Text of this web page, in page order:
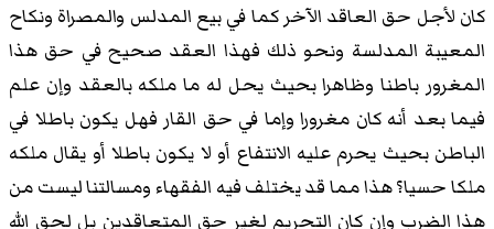
كان لأجل حق العاقد الآخر كما في بيع المدلس والمصراة ونكاح
المعيبة المدلسة ونحو ذلك فهذا العقد صحيح في حق هذا
المغرور باطنا وظاهرا بحيث يحل له ما ملكه بالعقد وإن علم
فيما بعد أنه كان مغرورا وإما في حق القار فهل يكون باطلا في
الباطن بحيث يحرم عليه الانتفاع أو لا يكون باطلا أو يقال ملكه
ملكا حسيا؟ هذا مما قد يختلف فيه الفقهاء ومسالتنا ليست من
هذا الضرب وإن كان التحريم لغير حق المتعاقدين بل لحق الله